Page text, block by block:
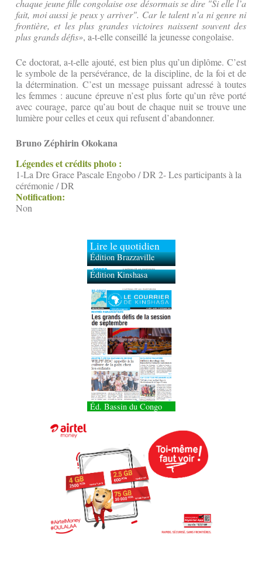
chaque jeune fille congolaise ose désormais se dire "Si elle l’a
fait, moi aussi je peux y arriver". Car le talent n’a ni genre ni
frontière, et les plus grandes victoires naissent souvent des
plus grands défis», a-t-elle conseillé la jeunesse congolaise.
Ce doctorat, a-t-elle ajouté, est bien plus qu’un diplôme. C’est
le symbole de la persévérance, de la discipline, de la foi et de
la détermination. C’est un message puissant adressé à toutes
les femmes : aucune épreuve n’est plus forte qu’un rêve porté
avec courage, parce qu’au bout de chaque nuit se trouve une
lumière pour celles et ceux qui refusent d’abandonner.
Bruno Zéphirin Okokana
Légendes et crédits photo :
1-La Dre Grace Pascale Engobo / DR 2- Les participants à la
cérémonie / DR
Notification:
Non
Lire le quotidien
Édition Brazzaville
Édition Kinshasa
Éd. Bassin du Congo